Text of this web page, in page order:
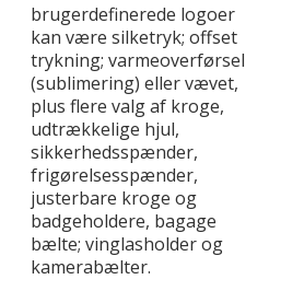
brugerdefinerede logoer
kan være silketryk; offset
trykning; varmeoverførsel
(sublimering) eller vævet,
plus flere valg af kroge,
udtrækkelige hjul,
sikkerhedsspænder,
frigørelsesspænder,
justerbare kroge og
badgeholdere, bagage
bælte; vinglasholder og
kamerabælter.